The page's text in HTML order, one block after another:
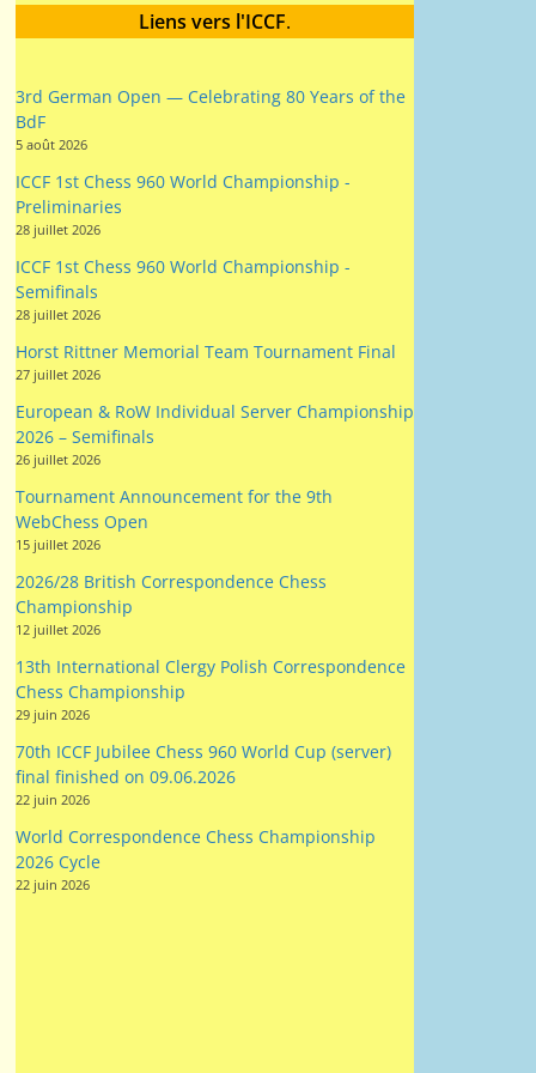
ICCF 1st Chess 960 World Championship -
Preliminaries
28 juillet 2026
ICCF 1st Chess 960 World Championship -
Semifinals
28 juillet 2026
Horst Rittner Memorial Team Tournament Final
27 juillet 2026
European & RoW Individual Server Championship
2026 – Semifinals
26 juillet 2026
Tournament Announcement for the 9th
WebChess Open
15 juillet 2026
2026/28 British Correspondence Chess
Championship
12 juillet 2026
13th International Clergy Polish Correspondence
Chess Championship
29 juin 2026
70th ICCF Jubilee Chess 960 World Cup (server)
final finished on 09.06.2026
22 juin 2026
World Correspondence Chess Championship
2026 Cycle
22 juin 2026